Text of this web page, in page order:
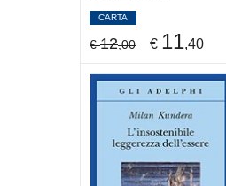
CARTA
€12,00 € 11,40